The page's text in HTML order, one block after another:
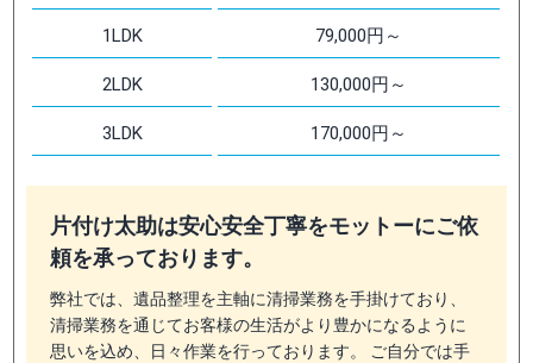
1LDK 79,000円～
2LDK 130,000円～
3LDK 170,000円～
片付け太助は安心安全丁寧をモットーにご依
頼を承っております。
弊社では、遺品整理を主軸に清掃業務を手掛けており、
清掃業務を通じてお客様の生活がより豊かになるように
思いを込め、日々作業を行っております。 ご自分では手